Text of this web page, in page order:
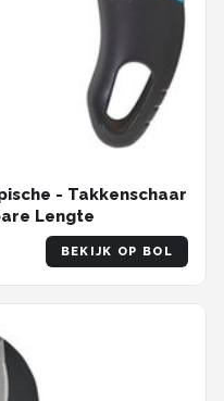
- Takkenschaar
Lengte
BEKIJK OP BOL